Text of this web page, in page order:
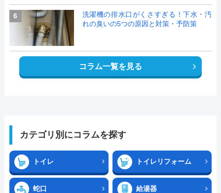
6
洗濯機の排水口がくさすぎる！下水・汚
れの臭いの5つの原因と対策・予防策
コラム一覧を見る
カテゴリ別にコラムを探す
トイレ トイレリフォーム
蛇口 給湯器